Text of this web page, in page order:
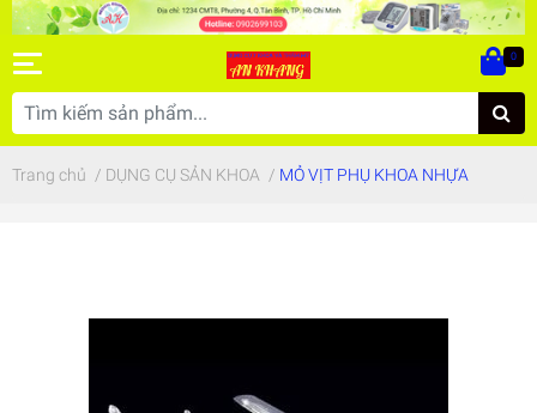
0
Trang chủ / DỤNG CỤ SẢN KHOA / MỎ VỊT PHỤ KHOA NHỰA